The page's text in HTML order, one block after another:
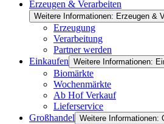
Erzeugen & Verarbeiten
Weitere Informationen: Erzeugen &
Erzeugung
Verarbeitung
Partner werden
Einkaufen Weitere Informationen:
Biomärkte
Wochenmärkte
Ab Hof Verkauf
Lieferservice
Großhandel Weitere Informationen: